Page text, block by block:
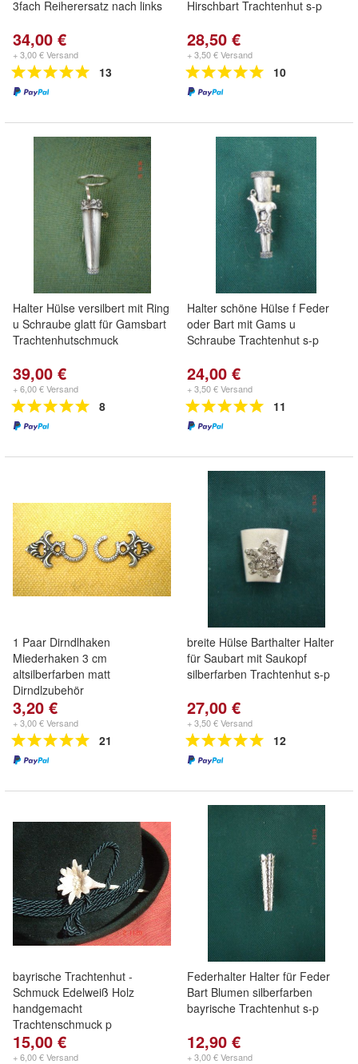
3fach Reiherersatz nach links
34,00 €
+ 3,00 € Versand
13
Hirschbart Trachtenhut s-p
28,50 €
+ 3,50 € Versand
10
Halter Hülse versilbert mit Ring
u Schraube glatt für Gamsbart
Trachtenhutschmuck
39,00 €
+ 6,00 € Versand
8
Halter schöne Hülse f Feder
oder Bart mit Gams u
Schraube Trachtenhut s-p
24,00 €
+ 3,50 € Versand
11
1 Paar Dirndlhaken
Miederhaken 3 cm
altsilberfarben matt
Dirndlzubehör
3,20 €
+ 3,00 € Versand
21
breite Hülse Barthalter Halter
für Saubart mit Saukopf
silberfarben Trachtenhut s-p
27,00 €
+ 3,50 € Versand
12
bayrische Trachtenhut -
Schmuck Edelweiß Holz
handgemacht
Trachtenschmuck p
15,00 €
+ 6,00 € Versand
Federhalter Halter für Feder
Bart Blumen silberfarben
bayrische Trachtenhut s-p
12,90 €
+ 3,00 € Versand